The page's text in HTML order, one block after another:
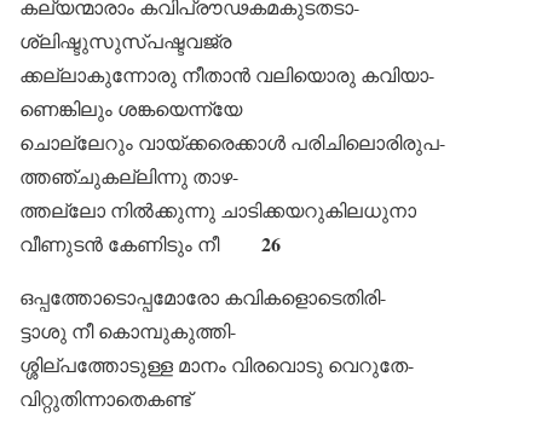
കല്യന്മാരാം കവിപ്രൗഢകമകുടതടാ-
ശ്ലിഷ്ടുസുസ്പഷ്ടവജ്ര
ക്കല്ലാകുന്നോരു നീതാൻ വലിയൊരു കവിയാ-
ണെങ്കിലും ശങ്കയെന്ന്യേ
ചൊല്ലേറും വായ്ക്കരെക്കാൾ പരിചിലൊരിരുപ-
ത്തഞ്ചുകല്ലിന്നു താഴ-
ത്തല്ലോ നിൽക്കുന്നു ചാടിക്കയറുകിലധുനാ
വീണുടൻ കേണിടും നീ
26
ഒപ്പത്തോടൊപ്പമോരോ കവികളൊടെതിരി-
ട്ടാശു നീ കൊമ്പുകുത്തി-
ശ്ശില്പത്തോടുള്ള മാനം വിരവൊടു വെറുതേ-
വിറ്റുതിന്നാതെകണ്ട്